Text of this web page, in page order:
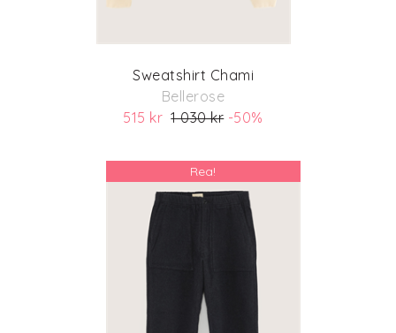
Sweatshirt Chami
Bellerose
515 kr1 030 kr-50%
Rea!